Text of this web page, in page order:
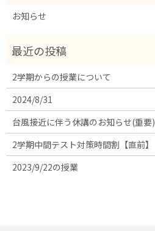
お知らせ
2学期からの授業について
2024/8/31
台風接近に伴う休講のお知らせ(重要)
2学期中間テスト対策時間割【直前】
2023/9/22の授業